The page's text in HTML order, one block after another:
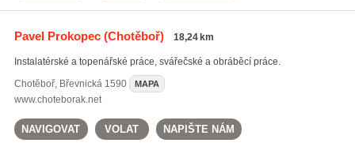
Pavel Prokopec(Chotěboř) 18,24 km
Instalatérské a topenářské práce, svářečské a obráběcí práce.
Chotěboř, Břevnická 1590 MAPA
www.choteborak.net
NAVIGOVAT VOLAT NAPIŠTE NÁM